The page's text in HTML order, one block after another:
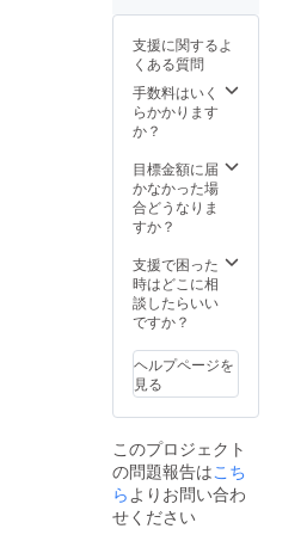
適して
いま
す。 原
材料：
紅茶 内
容量：1
パック
が６つ
入って
国：日
本 産
地：岡
山産 保
着色料
添加
物、砂
糖など
一切不
使用。
直射日
光、高
ジ、く
るみ、
バナ
ナ、レ
モン、
ももを
産して
いま
す。 ご
光、高
温多湿
を避け
保存し
さい。
はなる
べくお
お召し
上がり
くださ
い。 ■
、ピ
（20g）
、ライ
ム
（10g）
の仕入
れに応
じた４
す。 名
称：乾
燥果実
原材
果物の
み。添
加物は
ありま
内容
量：10
～20g
原産
国：日
支援に関するよ
くある質問
手数料はいく
らかかります
か？
目標金額に届
かなかった場
合どうなりま
すか？
支援で困った
時はどこに相
談したらいい
ですか？
ヘルプページを
見る
このプロジェクト
の問題報告はこち
らよりお問い合わ
せください